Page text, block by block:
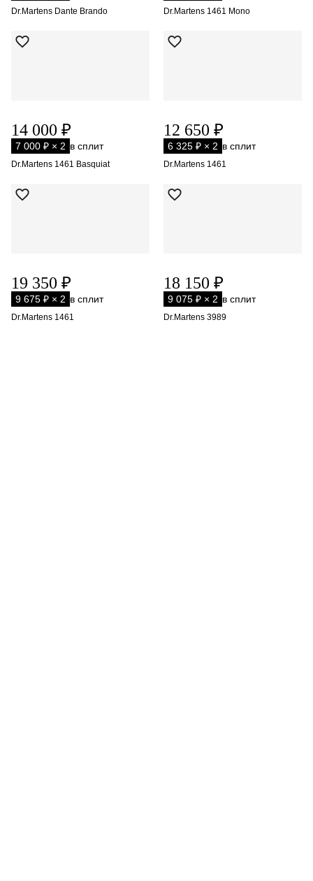
Dr.Martens Dante Brando Dr.Martens 1461 Mono
14 000 ₽
7 000 ₽ × 2 в сплит
Dr.Martens 1461 Basquiat
12 650 ₽
6 325 ₽ × 2 в сплит
Dr.Martens 1461
19 350 ₽
9 675 ₽ × 2 в сплит
Dr.Martens 1461
18 150 ₽
9 075 ₽ × 2 в сплит
Dr.Martens 3989